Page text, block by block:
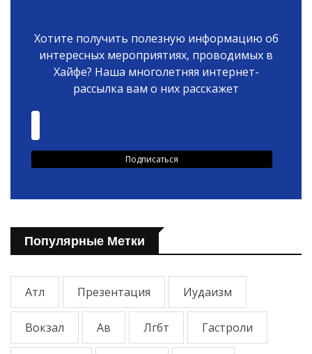
Хотите получить полезную информацию об
интересных мероприятиях, проводимых в
Хайфе? Наша многолетняя интернет-
рассылка вам о них расскажет
Популярные Метки
Атл Презентация Иудаизм
Вокзал Ав Лгбт Гастроли